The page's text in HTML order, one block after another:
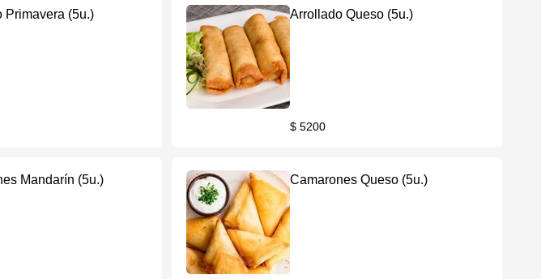
Primavera (5u.) Arrollado Queso (5u.)
$ 5200
Mandarín (5u.) Camarones Queso (5u.)